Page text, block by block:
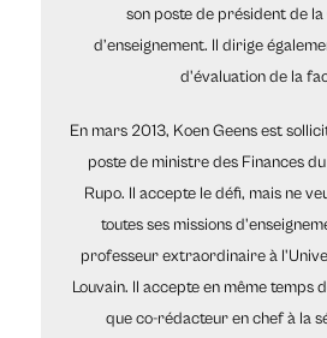
son poste de président de
d’enseignement. Il dirige
d'évaluation de la
En mars 2013, Koen Geens est
poste de ministre des Finances
Rupo. Il accepte le défi, mais ne
toutes ses missions
professeur extraordinaire à
Louvain. Il accepte en même temps
que co-rédacteur en chef à la